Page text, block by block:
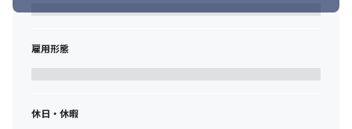
雇用形態
休日・休暇